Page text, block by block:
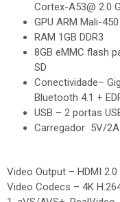
Cortex-A53@ 2.0
GPU ARM Mali-
RAM 1GB DDR3
8GB eMMC flash
SD
Conectividade–
Bluetooth 4.1 +
USB – 2 portas
Carregador 5V/2A
Video Output – HDMI
Video Codecs – 4K